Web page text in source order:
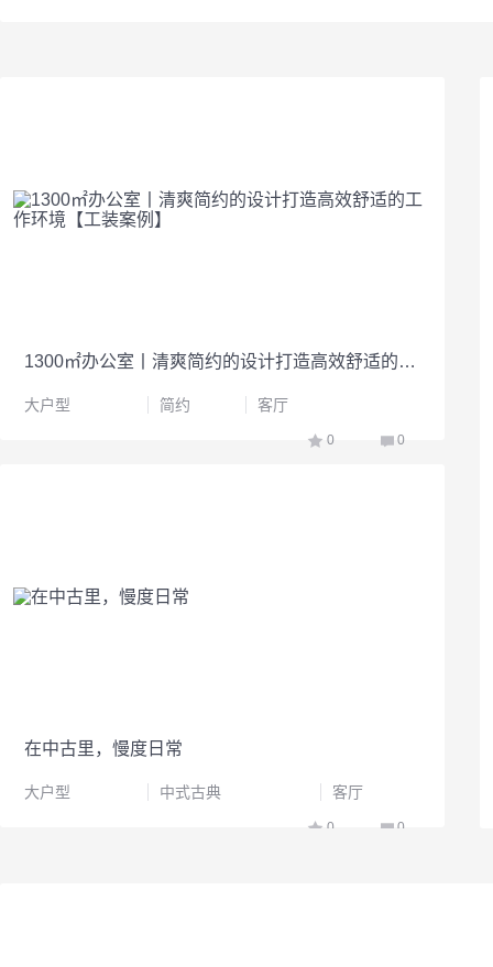
1300㎡办公室丨清爽简约的设计打造高效舒适的工作环境【工装案例】
大户型 简约 客厅
0 0
在中古里，慢度日常
大户型 中式古典 客厅
0 0